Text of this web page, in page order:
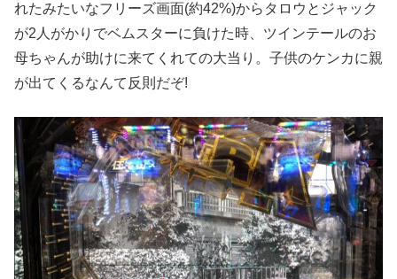
れたみたいなフリーズ画面(約42%)からタロウとジャック
が2人がかりでベムスターに負けた時、ツインテールのお
母ちゃんが助けに来てくれての大当り。子供のケンカに親
が出てくるなんて反則だぞ!